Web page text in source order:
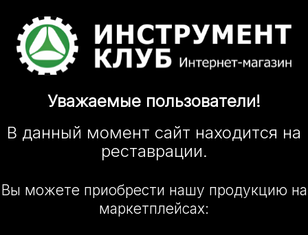
Уважаемые пользователи!
В данный момент сайт находится на
реставрации.
Вы можете приобрести нашу продукцию на
маркетплейсах: